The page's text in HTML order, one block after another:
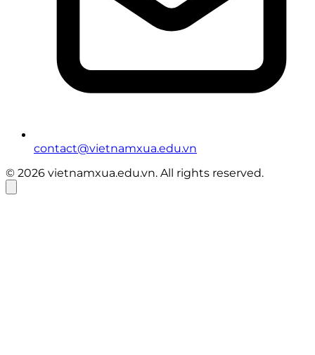
contact@vietnamxua.edu.vn
© 2026 vietnamxua.edu.vn. All rights reserved.